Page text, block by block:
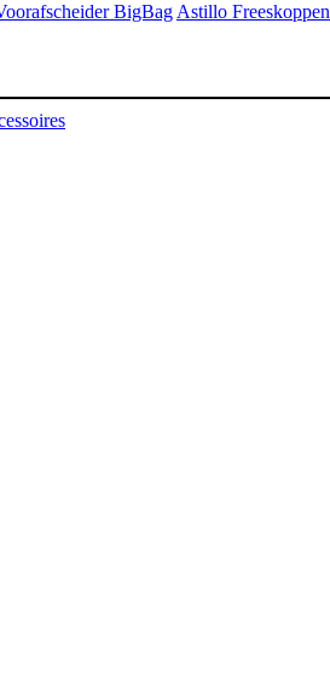
BigBag Astillo Freeskoppen